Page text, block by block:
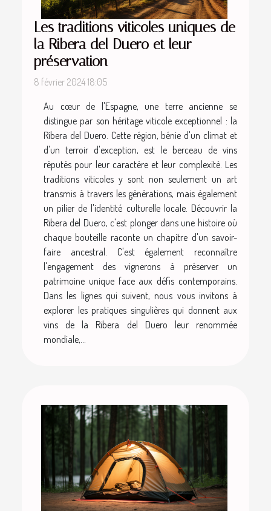
Les traditions viticoles uniques de
la Ribera del Duero et leur
préservation
8 février 2024 18:05
Au cœur de l'Espagne, une terre ancienne se
distingue par son héritage viticole exceptionnel : la
Ribera del Duero. Cette région, bénie d'un climat et
d'un terroir d'exception, est le berceau de vins
réputés pour leur caractère et leur complexité. Les
traditions viticoles y sont non seulement un art
transmis à travers les générations, mais également
un pilier de l'identité culturelle locale. Découvrir la
Ribera del Duero, c'est plonger dans une histoire où
chaque bouteille raconte un chapitre d'un savoir-
faire ancestral. C'est également reconnaître
l'engagement des vignerons à préserver un
patrimoine unique face aux défis contemporains.
Dans les lignes qui suivent, nous vous invitons à
explorer les pratiques singulières qui donnent aux
vins de la Ribera del Duero leur renommée
mondiale,...